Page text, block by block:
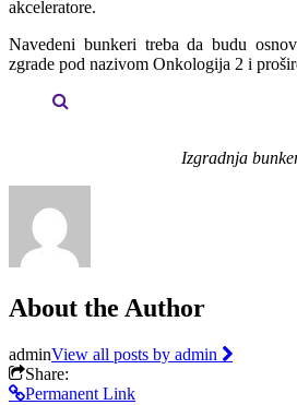
akceleratore.
Navedeni bunkeri treba da budu
zgrade pod nazivom Onkologija 2 i
Izgradnja
About the Author
adminView all posts by admin
Share:
Permanent Link